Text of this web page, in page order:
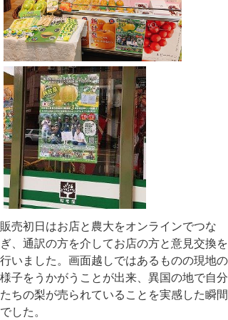
販売初日はお店と農大をオンラインでつな
ぎ、通訳の方を介してお店の方と意見交換を
行いました。画面越しではあるものの現地の
様子をうかがうことが出来、異国の地で自分
たちの梨が売られていることを実感した瞬間
でした。